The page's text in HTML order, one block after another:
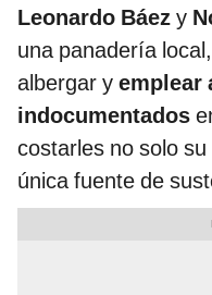
Leonardo Báez y
una panadería
albergar y emplear
indocumentados
costarles no solo
única fuente de